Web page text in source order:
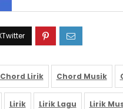
Chord Lirik Chord Musik
Lirik Lirik Lagu Lirik